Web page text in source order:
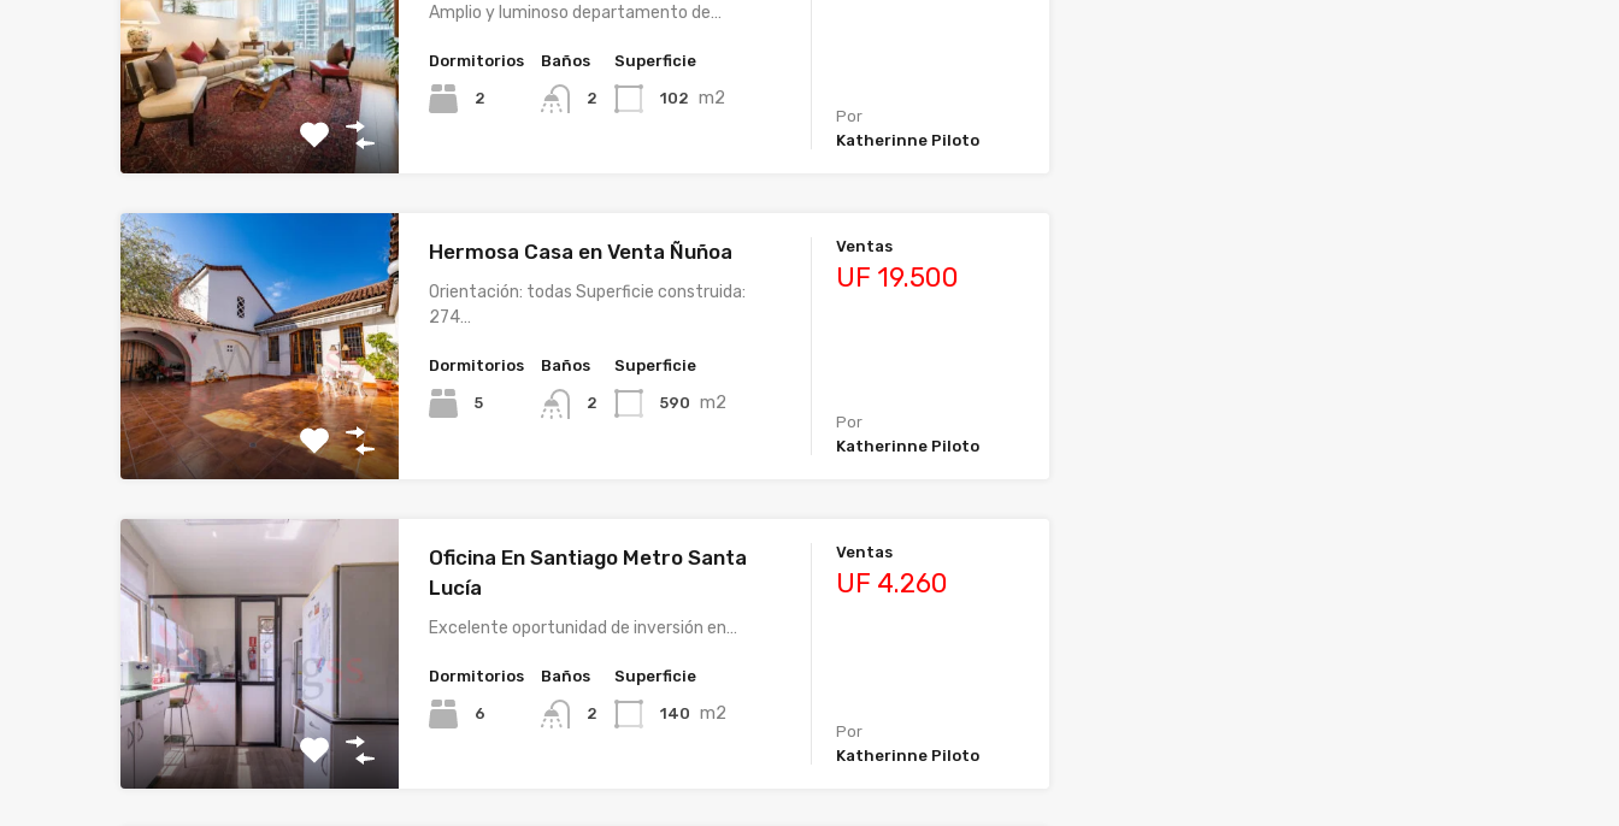
Amplio y luminoso departamento de…
Dormitorios
2
Baños
2
Superficie
102 m2
Por
Katherinne Piloto
Hermosa Casa en Venta Ñuñoa
Orientación: todas Superficie construida:
274…
Dormitorios
5
Baños
2
Superficie
590 m2
Ventas
UF 19.500
Por
Katherinne Piloto
Oficina En Santiago Metro Santa
Lucía
Excelente oportunidad de inversión en…
Dormitorios
6
Baños
2
Superficie
140 m2
Ventas
UF 4.260
Por
Katherinne Piloto